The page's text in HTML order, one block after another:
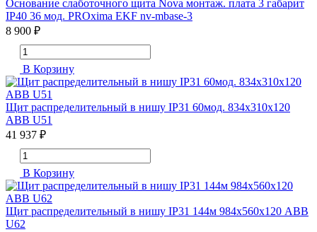
Основание слаботочного щита Nova монтаж. плата 3 габарит
IP40 36 мод. PROxima EKF nv-mbase-3
8 900 ₽
В Корзину
Щит распределительный в нишу IP31 60мод. 834х310х120
ABB U51
41 937 ₽
В Корзину
Щит распределительный в нишу IP31 144м 984х560х120 ABB
U62